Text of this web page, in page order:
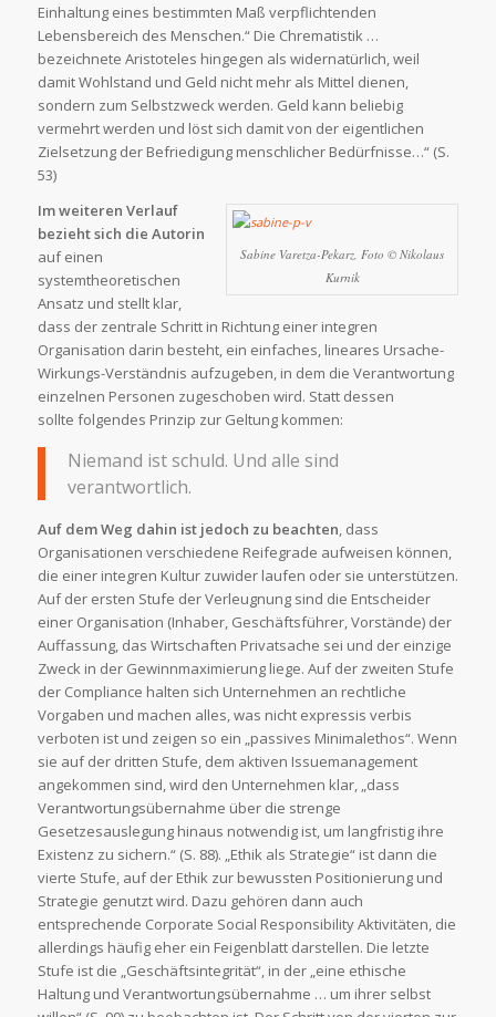
Einhaltung eines bestimmten Maß verpflichtenden
Lebensbereich des Menschen.“ Die Chrematistik …
bezeichnete Aristoteles hingegen als widernatürlich, weil
damit Wohlstand und Geld nicht mehr als Mittel dienen,
sondern zum Selbstzweck werden. Geld kann beliebig
vermehrt werden und löst sich damit von der eigentlichen
Zielsetzung der Befriedigung menschlicher Bedürfnisse…“ (S.
53)
Sabine Varetza-Pekarz, Foto © Nikolaus
Kurnik
Im weiteren Verlauf
bezieht sich die Autorin
auf einen
systemtheoretischen
Ansatz und stellt klar,
dass der zentrale Schritt in Richtung einer integren
Organisation darin besteht, ein einfaches, lineares Ursache-
Wirkungs-Verständnis aufzugeben, in dem die Verantwortung
einzelnen Personen zugeschoben wird. Statt dessen
sollte folgendes Prinzip zur Geltung kommen:
Niemand ist schuld. Und alle sind
verantwortlich.
Auf dem Weg dahin ist jedoch zu beachten , dass
Organisationen verschiedene Reifegrade aufweisen können,
die einer integren Kultur zuwider laufen oder sie unterstützen.
Auf der ersten Stufe der Verleugnung sind die Entscheider
einer Organisation (Inhaber, Geschäftsführer, Vorstände) der
Auffassung, das Wirtschaften Privatsache sei und der einzige
Zweck in der Gewinnmaximierung liege. Auf der zweiten Stufe
der Compliance halten sich Unternehmen an rechtliche
Vorgaben und machen alles, was nicht expressis verbis
verboten ist und zeigen so ein „passives Minimalethos“. Wenn
sie auf der dritten Stufe, dem aktiven Issuemanagement
angekommen sind, wird den Unternehmen klar, „dass
Verantwortungsübernahme über die strenge
Gesetzesauslegung hinaus notwendig ist, um langfristig ihre
Existenz zu sichern.“ (S. 88). „Ethik als Strategie“ ist dann die
vierte Stufe, auf der Ethik zur bewussten Positionierung und
Strategie genutzt wird. Dazu gehören dann auch
entsprechende Corporate Social Responsibility Aktivitäten, die
allerdings häufig eher ein Feigenblatt darstellen. Die letzte
Stufe ist die „Geschäftsintegrität“, in der „eine ethische
Haltung und Verantwortungsübernahme … um ihrer selbst